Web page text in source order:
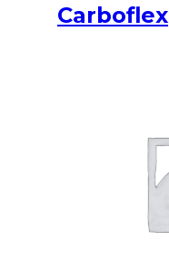
Carboflex